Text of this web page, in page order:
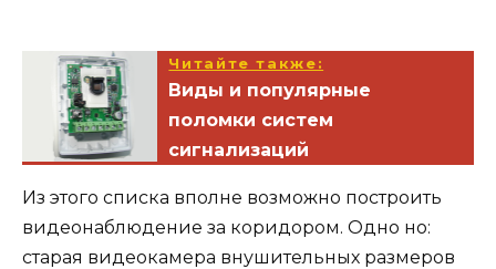
Читайте также:
Виды и популярные
поломки систем
сигнализаций
Из этого списка вполне возможно построить
видеонаблюдение за коридором. Одно но:
старая видеокамера внушительных размеров